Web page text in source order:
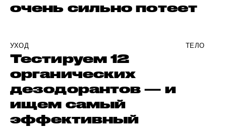
очень сильно потеет
УХОД ТЕЛО
Тестируем 12
органических
дезодорантов — и
ищем самый
эффективный